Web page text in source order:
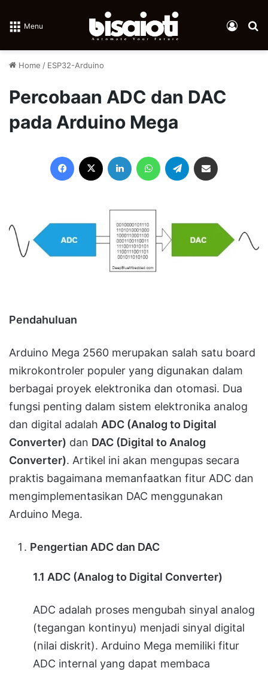
Menu Log In
Home / ESP32-Arduino
Percobaan ADC dan DAC
pada Arduino Mega
Facebook LinkedIn WhatsAppTelegram
Pendahuluan
Arduino Mega 2560 merupakan salah satu board
mikrokontroler populer yang digunakan dalam
berbagai proyek elektronika dan otomasi. Dua
fungsi penting dalam sistem elektronika analog
dan digital adalah ADC (Analog to Digital
Converter) dan DAC (Digital to Analog
Converter). Artikel ini akan mengupas secara
praktis bagaimana memanfaatkan fitur ADC dan
mengimplementasikan DAC menggunakan
Arduino Mega.
Pengertian ADC dan DAC
1.1 ADC (Analog to Digital Converter)
ADC adalah proses mengubah sinyal analog
(tegangan kontinyu) menjadi sinyal digital
(nilai diskrit). Arduino Mega memiliki fitur
ADC internal yang dapat membaca